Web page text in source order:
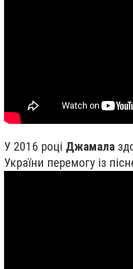
У 2016 році Джамала
України перемогу із